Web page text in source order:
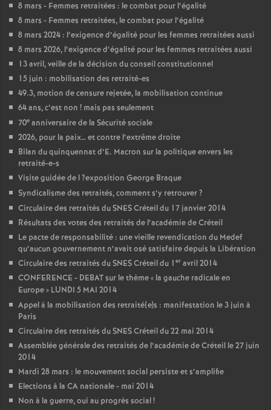
8 mars - Femmes retraitées : le combat pour l’égalité
8 mars - Femmes retraitées, le combat pour l’égalité
8 mars 2024 : l’exigence d’égalité pour les femmes retraitées aussi
8 mars 2026, l’exigence d’égalité pour les femmes retraitées aussi
13 avril, veille de la décision du conseil constitutionnel
15 juin : mobilisation des retraité-es
49.3, motion de censure rejetée, la mobilisation continue
64 ans, c’est non ! mais pas seulement
70e anniversaire de la Sécurité sociale
2026, pour la paix… et contre l’extrême droite
Bilan du quinquennat d’E. Macron sur la politique envers les
retraité-e-s
Visite guidée de l?exposition George Braque
Syndicalisme des retraités, comment s’y retrouver?
Circulaire des retraités duSNESCréteil du 17 janvier 2014
Résultats des votes des retraités de l’académie de Créteil
Le pacte de responsabilité : une vieille revendication du Medef
qu’aucun gouvernement n’avait osé satisfaire depuis la Libération
Circulaire des retraités duSNESCréteil du 1 er avril 2014
CONFERENCE - DEBATsur le thème « la gauche radicale en
Europe» LUNDI 5 MAI 2014
Appel à la mobilisation des retraité(e)s : manifestation le 3 juin à
Paris
Circulaire des retraités duSNESCréteil du 22 mai 2014
Assemblée générale des retraités de l’académie de Créteil le 27 juin
2014
Mardi 28 mars : le mouvement social persiste et s’amplifie
Elections à la CA nationale - mai 2014
Non à la guerre, oui au progrès social!